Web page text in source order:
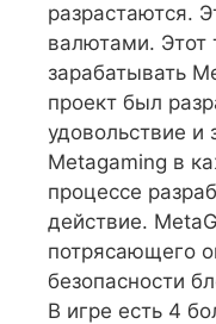
разрастаются.
валютами. Этот
зарабатывать
проект был
удовольствие
Metagaming в
процессе
действие.
потрясающего
безопасности
В игре есть 4